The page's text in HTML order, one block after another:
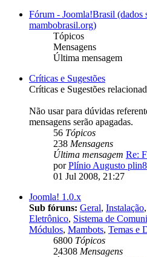
Fórum - Joomla!Brasil (dados
mambobrasil.org)
Tópicos
Mensagens
Última mensagem
Críticas e Sugestões
Críticas e Sugestões
Não usar para dúvidas
mensagens serão apagadas.
56 Tópicos
238 Mensagens
Última mensagem Re:
porPlínio Augusto
01 Jul 2008, 21:27
Joomla! 1.0.x
Sub fóruns: Geral, Instalação,
Eletrônico, Sistema de
Módulos, Mambots, Temas e
6800 Tópicos
24308 Mensagens